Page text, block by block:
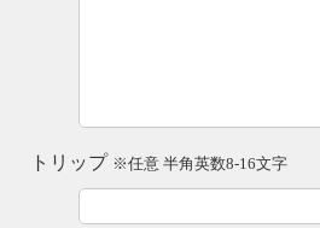
トリップ ※任意 半角英数8-16文字